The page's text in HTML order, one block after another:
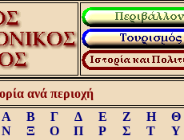
ανά περιοχή
Α Β Γ Δ Ε Ζ Η
Θ
Ν
Ξ Ο Π Ρ Σ Τ Υ